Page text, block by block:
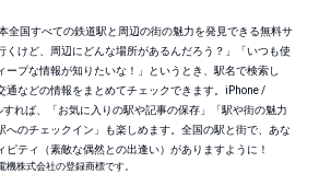
全国すべての鉄道駅と周辺の街の魅力を発見できる無料サ
くけど、周辺にどんな場所があるんだろう？」「いつも使
ープな情報が知りたいな！」というとき、駅名で検索し
通などの情報をまとめてチェックできます。iPhone /
れば、「お気に入りの駅や記事の保存」「駅や街の魅力
へのチェックイン」も楽しめます。全国の駅と街で、あな
ピティ（素敵な偶然との出逢い）がありますように！
機株式会社の登録商標です。